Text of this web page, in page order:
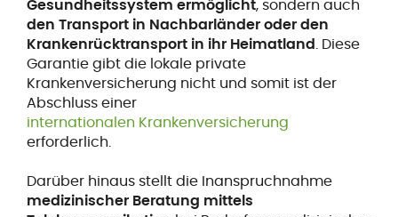
Gesundheitssystem ermöglicht, sondern auch
den Transport in Nachbarländer oder den
Krankenrücktransport in ihr Heimatland. Diese
Garantie gibt die lokale private
Krankenversicherung nicht und somit ist der
Abschluss einer
internationalen Krankenversicherung
erforderlich.
Darüber hinaus stellt die Inanspruchnahme
medizinischer Beratung mittels